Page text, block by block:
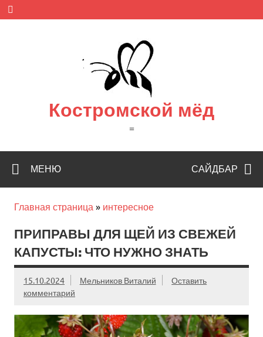
Skip
content
Костромской мёд
=
САЙДБАР
МЕНЮ
Главная страница » интересное
ПРИПРАВЫ ДЛЯ ЩЕЙ ИЗ СВЕЖЕЙ
КАПУСТЫ: ЧТО НУЖНО ЗНАТЬ
15.10.2024 Мельников Виталий
Оставить
комментарий